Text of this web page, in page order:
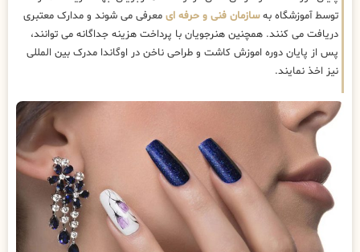
توسط آموزشگاه بهسازمان فنی و حرفه ای معرفی می شوند و مدارک معتبری
دریافت می کنند. همچنین هنرجویان با پرداخت هزینه جداگانه می توانند،
پس از پایان دوره اموزش کاشت و طراحی ناخن در اوگاندا مدرک بین المللی
نیز اخذ نمایند.